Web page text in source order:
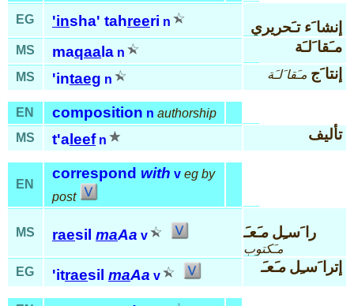
EG 'insha' tahreeri n إنشا َء تـَحريري
MS maqaa la n مـَقا َلـَة
MS 'intaeg n إنتا َج مـَقا َلـَة
EN composition n authorship
MS
t'a leef n تأليف
EN
correspond with v eg by
post
MS raesil maAa v را َسـِلمـَعـَ
مـَكتوب
EG
'itraesil maAa v
إترا َسـِلمـَعـَ